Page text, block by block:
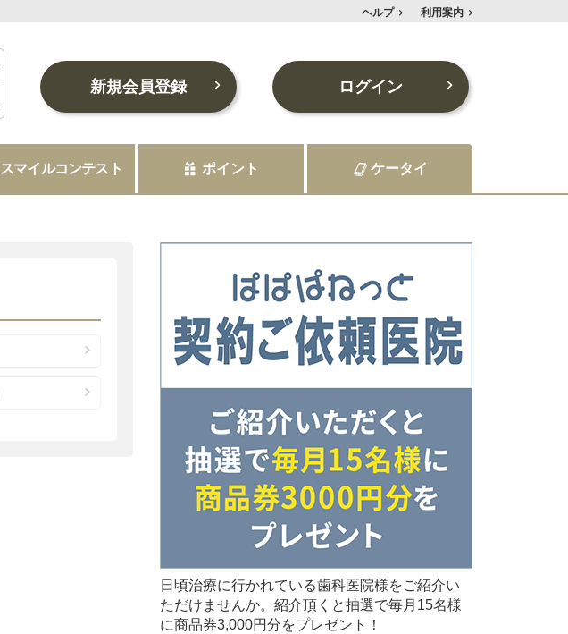
ヘルプ 利用案内
新規会員登録 ログイン
スマイルコンテスト ポイント ケータイ
日頃治療に行かれている歯科医院様をご紹介い
ただけませんか。紹介頂くと抽選で毎月15名様
に商品券3,000円分をプレゼント！